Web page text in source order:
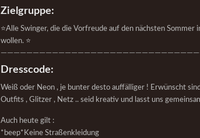
Zielgruppe:
⭐️Alle Swinger, die die Vorfreude auf den nächsten Sommer
wollen. ⭐️
Dresscode:
Weiß oder Neon , je bunter desto auffälliger ! Erwünscht
Outfits , Glitzer , Netz .. seid kreativ und lasst uns
Auch heute gilt :
*beep*Keine Straßenkleidung